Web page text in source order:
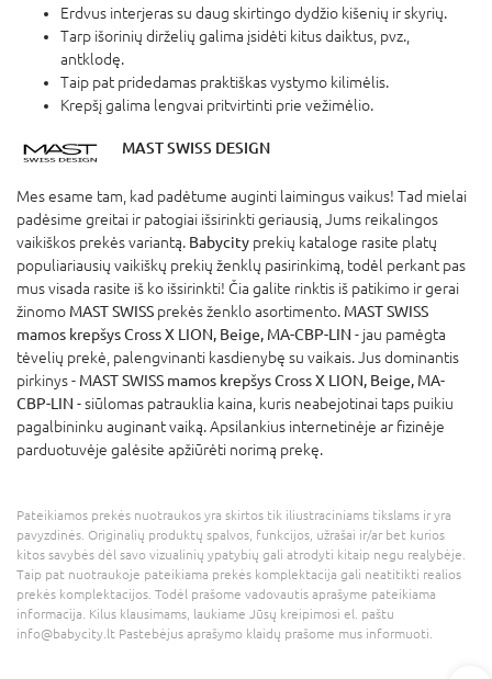
Erdvus interjeras su daug skirtingo dydžio kišenių ir skyrių.
Tarp išorinių dirželių galima įsidėti kitus daiktus, pvz.,
antklodę.
Taip pat pridedamas praktiškas vystymo kilimėlis.
Krepšį galima lengvai pritvirtinti prie vežimėlio.
MAST SWISS DESIGN
Mes esame tam, kad padėtume auginti laimingus vaikus! Tad mielai
padėsime greitai ir patogiai išsirinkti geriausią, Jums reikalingos
vaikiškos prekės variantą. Babycity prekių kataloge rasite platų
populiariausių vaikiškų prekių ženklų pasirinkimą, todėl perkant pas
mus visada rasite iš ko išsirinkti! Čia galite rinktis iš patikimo ir gerai
žinomo MAST SWISS prekės ženklo asortimento. MAST SWISS
mamos krepšys Cross X LION, Beige, MA-CBP-LIN - jau pamėgta
tėvelių prekė, palengvinanti kasdienybę su vaikais. Jus dominantis
pirkinys - MAST SWISS mamos krepšys Cross X LION, Beige, MA-
CBP-LIN - siūlomas patrauklia kaina, kuris neabejotinai taps puikiu
pagalbininku auginant vaiką. Apsilankius internetinėje ar fizinėje
parduotuvėje galėsite apžiūrėti norimą prekę.
Pateikiamos prekės nuotraukos yra skirtos tik iliustraciniams tikslams ir yra
pavyzdinės. Originalių produktų spalvos, funkcijos, užrašai ir/ar bet kurios
kitos savybės dėl savo vizualinių ypatybių gali atrodyti kitaip negu realybėje.
Taip pat nuotraukoje pateikiama prekės komplektacija gali neatitikti realios
prekės komplektacijos. Todėl prašome vadovautis aprašyme pateikiama
informacija. Kilus klausimams, laukiame Jūsų kreipimosi el. paštu
info@babycity.lt Pastebėjus aprašymo klaidų prašome mus informuoti.